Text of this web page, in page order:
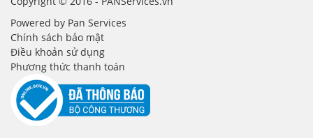
Powered by Pan Services
Chính sách bảo mật
Điều khoản sử dụng
Phương thức thanh toán